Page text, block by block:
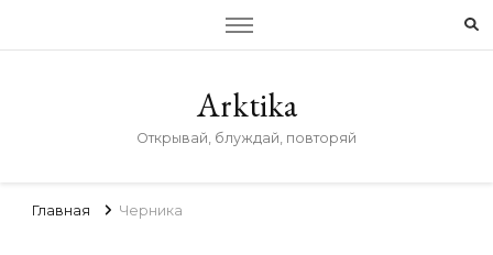
Arktika
Открывай, блуждай, повторяй
Главная Черника